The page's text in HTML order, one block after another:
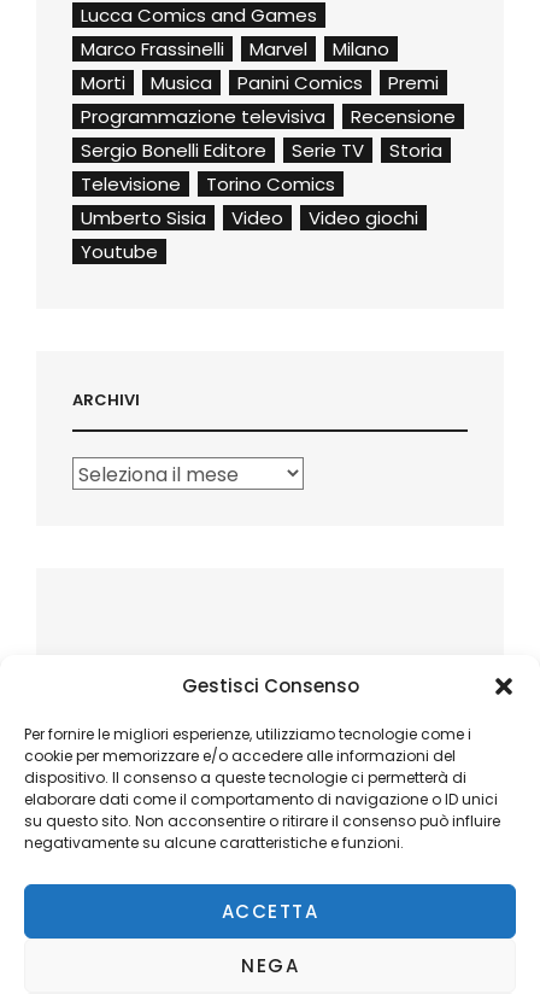
Gestisci Consenso
Per fornire le migliori esperienze, utilizziamo tecnologie come i
cookie per memorizzare e/o accedere alle informazioni del
dispositivo. Il consenso a queste tecnologie ci permetterà di
elaborare dati come il comportamento di navigazione o ID unici
su questo sito. Non acconsentire o ritirare il consenso può influire
negativamente su alcune caratteristiche e funzioni.
ACCETTA
NEGA
Lucca Comics and Games
Marco Frassinelli
Marvel
Milano
Morti
Musica Panini Comics
Premi
Programmazione televisiva
Recensione
Sergio Bonelli Editore
Serie TV
Storia
Televisione
Torino Comics
Umberto Sisia
Video
Video giochi
Youtube
ARCHIVI
Archivi